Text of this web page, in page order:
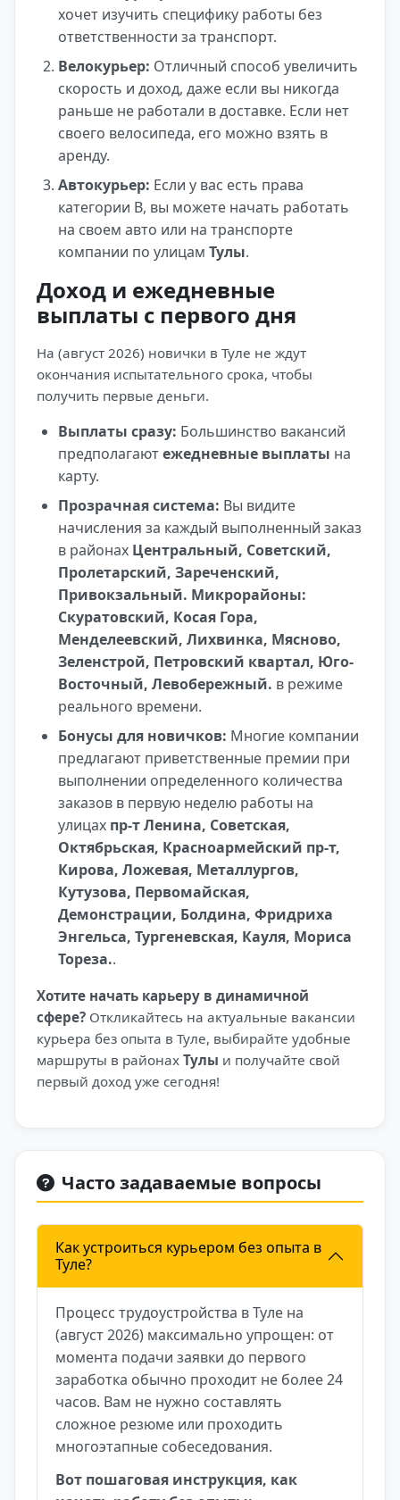
хочет изучить специфику работы без
ответственности за транспорт.
Велокурьер: Отличный способ увеличить
скорость и доход, даже если вы никогда
раньше не работали в доставке. Если нет
своего велосипеда, его можно взять в
аренду.
Автокурьер: Если у вас есть права
категории B, вы можете начать работать
на своем авто или на транспорте
компании по улицам Тулы.
Доход и ежедневные
выплаты с первого дня
На (август 2026) новички в Туле не ждут
окончания испытательного срока, чтобы
получить первые деньги.
Выплаты сразу: Большинство вакансий
предполагаютежедневные выплаты на
карту.
Прозрачная система: Вы видите
начисления за каждый выполненный заказ
в районах Центральный, Советский,
Пролетарский, Зареченский,
Привокзальный. Микрорайоны:
Скуратовский, Косая Гора,
Менделеевский, Лихвинка, Мясново,
Зеленстрой, Петровский квартал, Юго-
Восточный, Левобережный. в режиме
реального времени.
Бонусы для новичков: Многие компании
предлагают приветственные премии при
выполнении определенного количества
заказов в первую неделю работы на
улицах пр-т Ленина, Советская,
Октябрьская, Красноармейский пр-т,
Кирова, Ложевая, Металлургов,
Кутузова, Первомайская,
Демонстрации, Болдина, Фридриха
Энгельса, Тургеневская, Кауля, Мориса
Тореза..
Хотите начать карьеру в динамичной
сфере? Откликайтесь на актуальные вакансии
курьера без опыта в Туле, выбирайте удобные
маршруты в районах Тулы и получайте свой
первый доход уже сегодня!
Часто задаваемые вопросы
Как устроиться курьером без опыта в
Туле?
Процесс трудоустройства в Туле на
(август 2026) максимально упрощен: от
момента подачи заявки до первого
заработка обычно проходит не более 24
часов. Вам не нужно составлять
сложное резюме или проходить
многоэтапные собеседования.
Вот пошаговая инструкция, как